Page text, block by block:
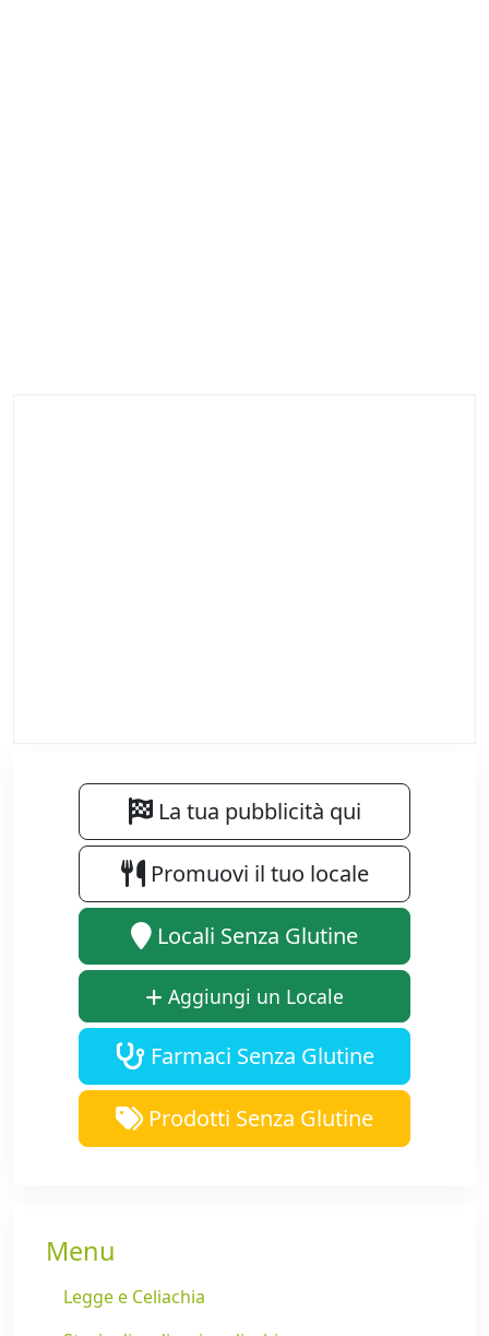
La tua pubblicità qui
Promuovi il tuo locale
Locali Senza Glutine
Aggiungi un Locale
Farmaci Senza Glutine
Prodotti Senza Glutine
Menu
Legge e Celiachia